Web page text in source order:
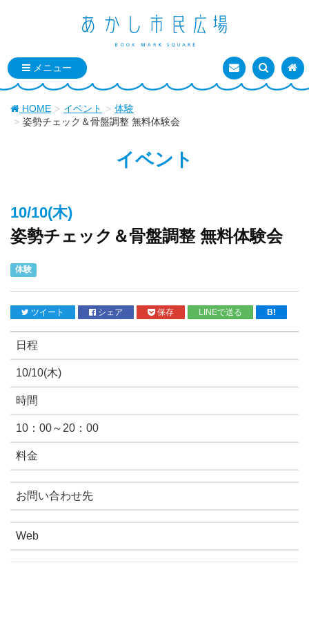
お問い合わせ
検索を表
ト
HOME イベント
体験
姿勢チェック＆骨盤調整 無料体験会
イベント
10/10(木)
姿勢チェック＆骨盤調整 無料体験会
体験
ツイート シェア 保存 LINEで送る B!
日程
10/10(木)
時間
10：00～20：00
料金
お問い合わせ先
Web